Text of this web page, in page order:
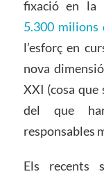
fixació en la
5.300 milions
l’esforç en
nova
XXI (cosa que
del que
responsables
Els recents